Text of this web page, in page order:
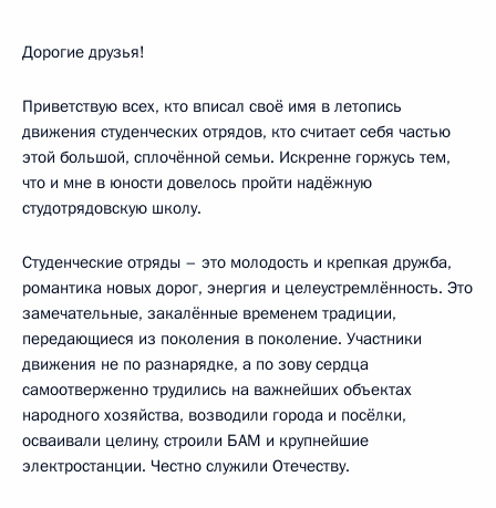
Дорогие друзья!
Приветствую всех, кто вписал своё имя в летопись
движения студенческих отрядов, кто считает себя частью
этой большой, сплочённой семьи. Искренне горжусь тем,
что и мне в юности довелось пройти надёжную
студотрядовскую школу.
Студенческие отряды – это молодость и крепкая дружба,
романтика новых дорог, энергия и целеустремлённость. Это
замечательные, закалённые временем традиции,
передающиеся из поколения в поколение. Участники
движения не по разнарядке, а по зову сердца
самоотверженно трудились на важнейших объектах
народного хозяйства, возводили города и посёлки,
осваивали целину, строили БАМ и крупнейшие
электростанции. Честно служили Отечеству.